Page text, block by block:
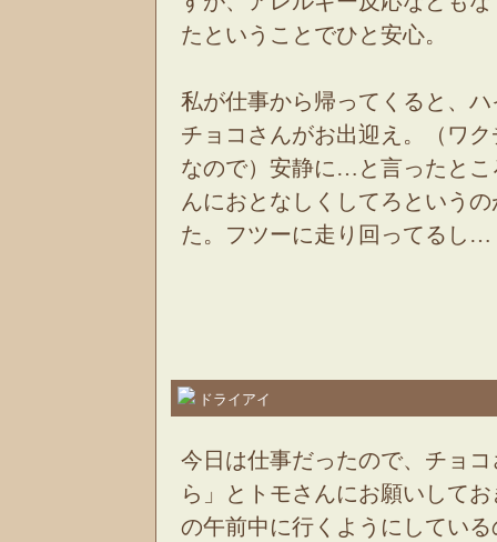
たということでひと安心。
私が仕事から帰ってくると、
チョコさんがお出迎え。（ワ
なので）安静に…と言ったとこ
んにおとなしくしてろという
た。フツーに走り回ってるし…
ドライアイ
今日は仕事だったので、チョ
ら」とトモさんにお願いして
の午前中に行くようにしてい